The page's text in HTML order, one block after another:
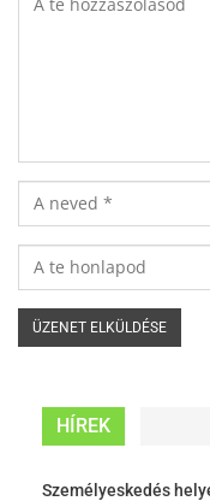
HÍREK
Személyeskedés